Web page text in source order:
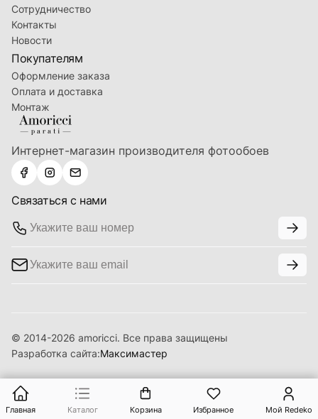
Интернет-магазин производителя фотообоев
Сотрудничество
Контакты
Новости
Покупателям
Оформление заказа
Оплата и доставка
Монтаж
Связаться с нами
© 2014-2026 amoricci. Все права защищены
Разработка сайта:Максимастер
Главная Каталог Корзина Избранное Мой Redeko